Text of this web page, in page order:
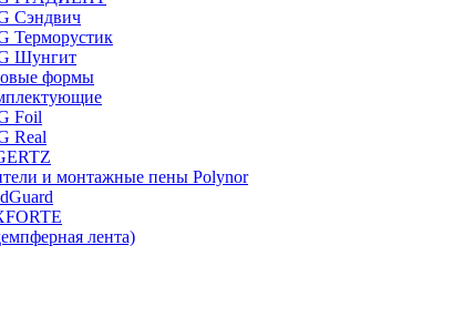
Сэндвич
Терморустик
Шунгит
формы
Foil
Real
и монтажные пены Polynor
лента)